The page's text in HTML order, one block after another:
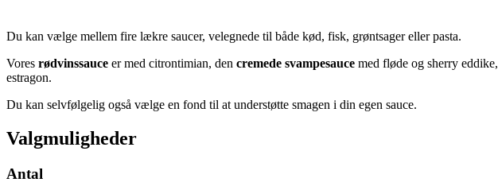
Du kan vælge mellem fire lækre saucer, velegnede til både kød, fisk, grøntsager eller pasta.
Vores rødvinssauce er med citrontimian, den cremede svampesauce med fløde og sherry eddike,
estragon.
Du kan selvfølgelig også vælge en fond til at understøtte smagen i din egen sauce.
Valgmuligheder
Antal